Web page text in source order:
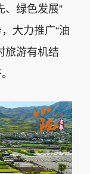
绿色发展”
大力推广“油
旅游有机结
。